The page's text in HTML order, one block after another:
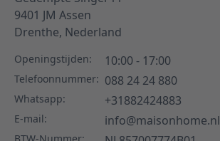
9401 JM Assen
Drenthe, Nederland
Openingstijden: 10:00 - 17:00
Telefoonnummer: 088 24 24 880
Whatsapp: +31882424883
E-mail: info@maisonhome.nl